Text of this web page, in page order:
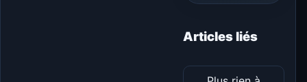
Articles liés